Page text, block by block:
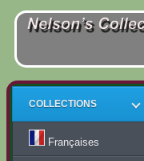
COLLECTIONS
Françaises